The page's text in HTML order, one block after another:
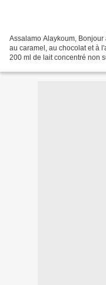
Assalamo Alaykoum,
au caramel, au chocolat et à
200 ml de lait concentré non